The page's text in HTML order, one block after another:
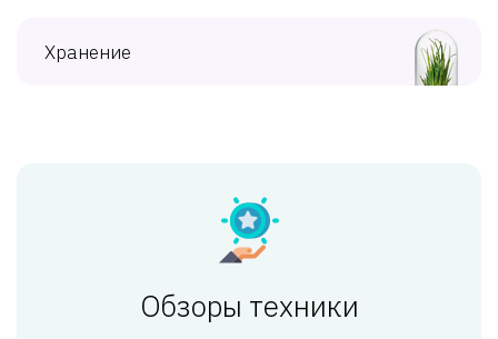
Хранение
Обзоры техники